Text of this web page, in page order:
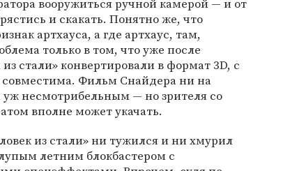
вооружиться ручной камерой — и от
и скакать. Понятно же, что
артхауса, а где артхаус, там,
только в том, что уже после
стали» конвертировали в формат 3D, с
Фильм Снайдера ни на
уж несмотрибельным — но зрителя со
вполне может укачать.
из стали» ни тужился и ни хмурил
летним блокбастером с